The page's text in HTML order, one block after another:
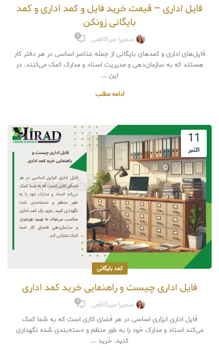
فایل اداری – قیمت خرید فایل و کمد اداری و کمد
بایگانی زونکن
سمیرا میرکاظمی 0
فایل‌های اداری و کمدهای بایگانی از جمله عناصر اساسی در هر دفتر کار
هستند که به سازمان‌دهی و مدیریت اسناد و مدارک کمک می‌کنند. در
این ...
ادامه مطلب
11
اکتبر
کمد بایگانی
فایل اداری چیست و راهنمایی خرید کمد اداری
سمیرا میرکاظمی 0
فایل اداری ابزاری اساسی در هر فضای کاری است که به شما کمک
می‌کند اسناد و مدارک خود را به طور منظم و دسته‌بندی شده نگهداری
کنید. خرید ...